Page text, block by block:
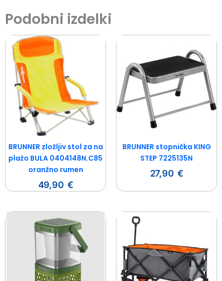
Podobni izdelki
BRUNNER zložljiv stol za na
plažo BULA 0404148N.C85
oranžno rumen
49,90 €
BRUNNER stopnička KING
STEP 7225135N
27,90 €